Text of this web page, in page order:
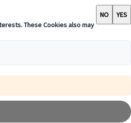
118.00 EUR
3 名様参加時 154.00 EUR
2 名様参加時 224.00 EUR